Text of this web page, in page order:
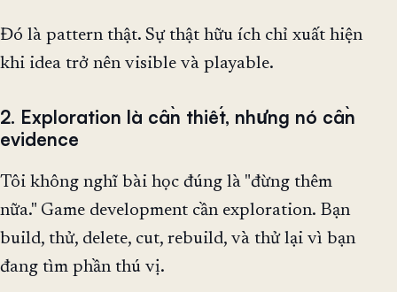
Đó là pattern thật. Sự thật hữu ích chỉ xuất hiện
khi idea trở nên visible và playable.
2. Exploration là cần thiết, nhưng nó cần
evidence
Tôi không nghĩ bài học đúng là "đừng thêm
nữa." Game development cần exploration. Bạn
build, thử, delete, cut, rebuild, và thử lại vì bạn
đang tìm phần thú vị.